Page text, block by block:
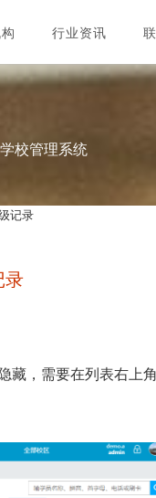
行业资讯
校管理系统
记录
录
藏，需要在列表右上